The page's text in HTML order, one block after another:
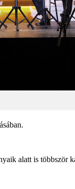
alatt is többször